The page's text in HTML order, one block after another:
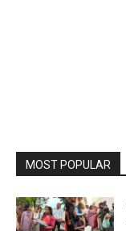
MOST POPULAR